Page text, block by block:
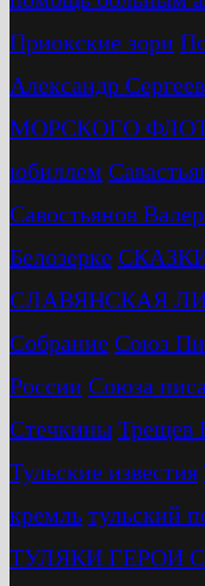
Приокские зори
Александр
МОРСКОГО
юбиллем
Савостьянов
Белозерке
СЛАВЯНСКАЯ
Собрание Союз
России Союза
Стечкины Трещев
Тульские известия
кремль тульский
ТУЛЯКИ ГЕРОИ